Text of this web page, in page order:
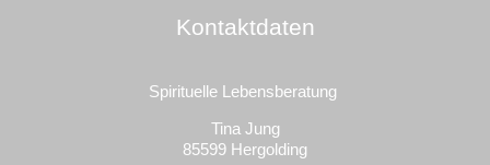
Kontaktdaten
Spirituelle Lebensberatung
Tina Jung
85599 Hergolding